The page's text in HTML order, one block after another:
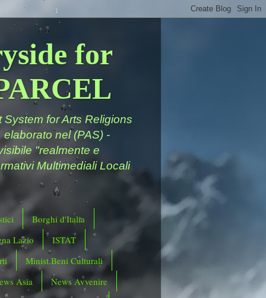
for
for Arts Religions
nel (PAS) -
"realmente e
Multimediali Locali
Borghi d'Italia
Lazio
ISTAT
Minist.Beni Culturali
Asia
News Avvenire